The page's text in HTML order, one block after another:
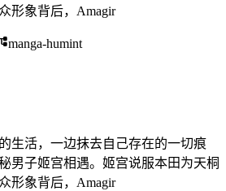
形象背后，Amagir
manga-humint
生活，一边抹去自己存在的一切痕
男子姬宫相遇。姬宫说服本田为天桐
形象背后，Amagir